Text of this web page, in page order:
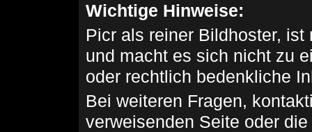
Wichtige Hinweise:
Picr als reiner Bildhoster,
und macht es sich nicht zu
oder rechtlich bedenkliche
Bei weiteren Fragen,
verweisenden Seite oder